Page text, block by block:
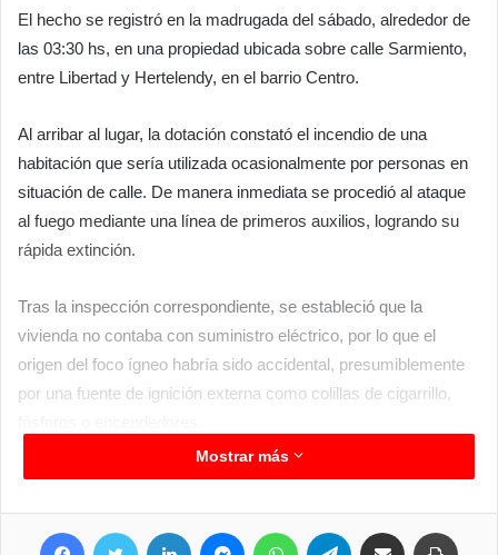
El hecho se registró en la madrugada del sábado, alrededor de
las 03:30 hs, en una propiedad ubicada sobre calle Sarmiento,
entre Libertad y Hertelendy, en el barrio Centro.
Al arribar al lugar, la dotación constató el incendio de una
habitación que sería utilizada ocasionalmente por personas en
situación de calle. De manera inmediata se procedió al ataque
al fuego mediante una línea de primeros auxilios, logrando su
rápida extinción.
Tras la inspección correspondiente, se estableció que la
vivienda no contaba con suministro eléctrico, por lo que el
origen del foco ígneo habría sido accidental, presumiblemente
por una fuente de ignición externa como colillas de cigarrillo,
No se registraron personas lesionadas, reportándose
Mostrar más